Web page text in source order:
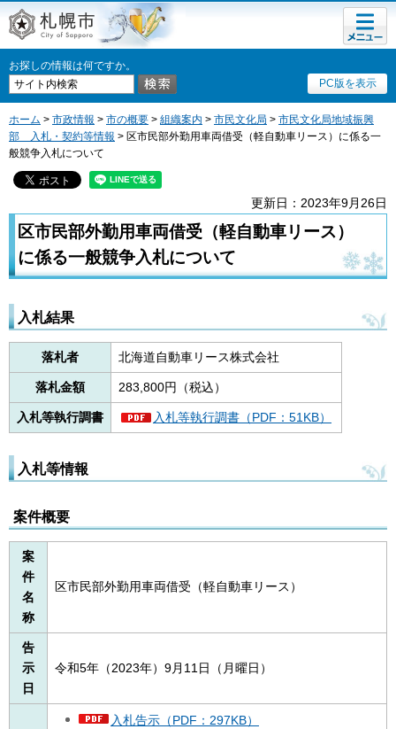
札幌市
お探しの情報は何ですか。
PC版を表示
メニュ
ー
ホーム > 市政情報 > 市の概要 > 組織案内 > 市民文化局 > 市民文化局地域振興
部 入札・契約等情報 > 区市民部外勤用車両借受（軽自動車リース）に係る一
般競争入札について
更新日：2023年9月26日
区市民部外勤用車両借受（軽自動車リース）
に係る一般競争入札について
入札結果
落札者 北海道自動車リース株式会社
落札金額 283,800円（税込）
入札等執行調書 入札等執行調書（PDF：51KB）
入札等情報
案件概要
案
件
名
称
区市民部外勤用車両借受（軽自動車リース）
告
示
日
令和5年（2023年）9月11日（月曜日）
入札告示（PDF：297KB）